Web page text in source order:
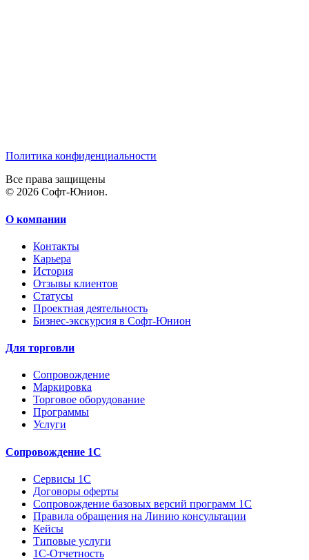
Политика конфиденциальности
Все права защищены
© 2026 Софт-Юнион.
О компании
Контакты
Карьера
История
Отзывы клиентов
Статусы
Проектная деятельность
Бизнес-экскурсия в Софт-Юнион
Для торговли
Сопровождение
Маркировка
Торговое оборудование
Программы
Услуги
Сопровождение 1С
Сервисы 1С
Договоры оферты
Сопровождение базовых версий программ 1С
Правила обращения на Линию консультации
Кейсы
Типовые услуги
1С-Отчетность